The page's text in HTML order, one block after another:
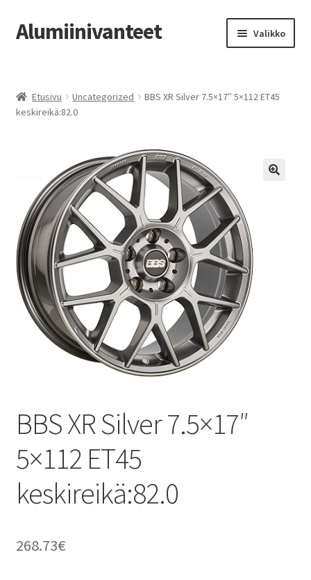
Siirry
navigointiin
Siirry
sisältöön
Alumiinivanteet Valikko
Kauppa
Tilausohjeet
Vanteiden osto-opas
Auton renkaat
Yhteystiedot
Etusivu Uncategorized
BBS XR Silver 7.5×17″ 5×112 ET45
keskireikä:82.0
BBS XR Silver 7.5×17″
5×112 ET45
keskireikä:82.0
268.73€